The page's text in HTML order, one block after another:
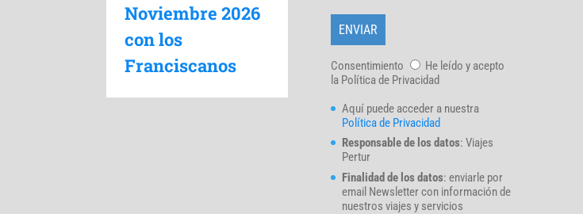
Noviembre 2026
con los
Franciscanos
Consentimiento
He leído y acepto
la Política de Privacidad
Aquí puede acceder a nuestra
Política de Privacidad
Responsable de los datos: Viajes
Pertur
Finalidad de los datos: enviarle por
email Newsletter con información de
nuestros viajes y servicios